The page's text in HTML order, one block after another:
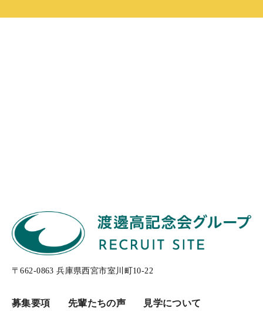
〒662-0863 兵庫県西宮市室川町10-22
募集要項 先輩たちの声 見学について